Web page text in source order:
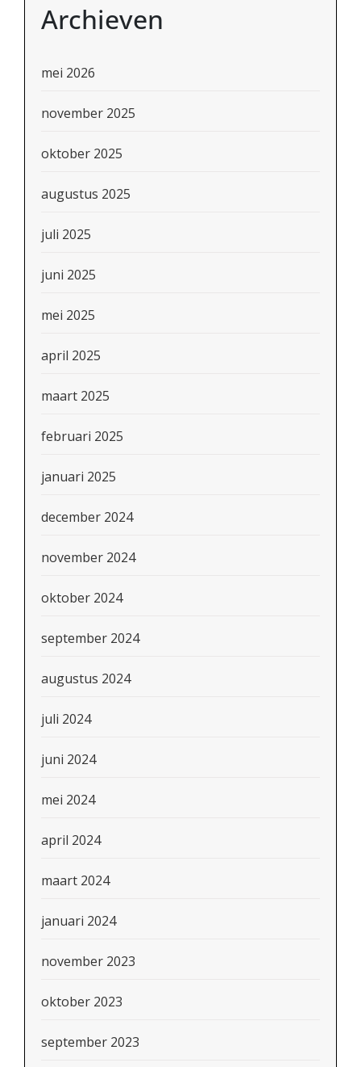
Archieven
mei 2026
november 2025
oktober 2025
augustus 2025
juli 2025
juni 2025
mei 2025
april 2025
maart 2025
februari 2025
januari 2025
december 2024
november 2024
oktober 2024
september 2024
augustus 2024
juli 2024
juni 2024
mei 2024
april 2024
maart 2024
januari 2024
november 2023
oktober 2023
september 2023